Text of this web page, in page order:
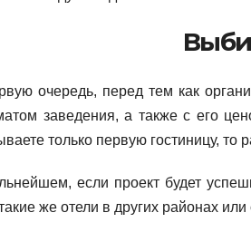
очередь, перед тем как
заведения, а также с его
только первую гостиницу,
если проект будет
же отели в других районах